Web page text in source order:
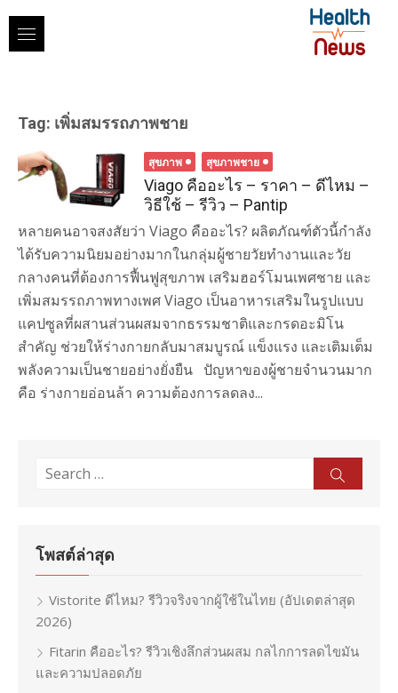
content
Tag: เพิ่มสมรรถภาพชาย
สุขภาพ สุขภาพชาย
Viago คืออะไร – ราคา – ดีไหม –
วิธีใช้ – รีวิว – Pantip
หลายคนอาจสงสัยว่า Viago คืออะไร? ผลิตภัณฑ์ตัวนี้กำลัง
ได้รับความนิยมอย่างมากในกลุ่มผู้ชายวัยทำงานและวัย
กลางคนที่ต้องการฟื้นฟูสุขภาพ เสริมฮอร์โมนเพศชาย และ
เพิ่มสมรรถภาพทางเพศ Viago เป็นอาหารเสริมในรูปแบบ
แคปซูลที่ผสานส่วนผสมจากธรรมชาติและกรดอะมิโน
สำคัญ ช่วยให้ร่างกายกลับมาสมบูรณ์ แข็งแรง และเติมเต็ม
พลังความเป็นชายอย่างยั่งยืน ปัญหาของผู้ชายจำนวนมาก
คือ ร่างกายอ่อนล้า ความต้องการลดลง...
Search
โพสต์ล่าสุด
Vistorite ดีไหม? รีวิวจริงจากผู้ใช้ในไทย (อัปเดตล่าสุด
2026)
Fitarin คืออะไร? รีวิวเชิงลึกส่วนผสม กลไกการลดไขมัน
และความปลอดภัย